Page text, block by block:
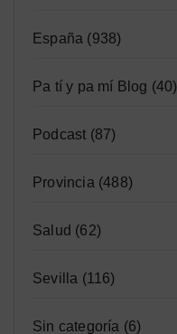
España (938)
Pa tí y pa mí Blog (40)
Podcast (87)
Provincia (488)
Salud (62)
Sevilla (116)
Sin categoría (6)